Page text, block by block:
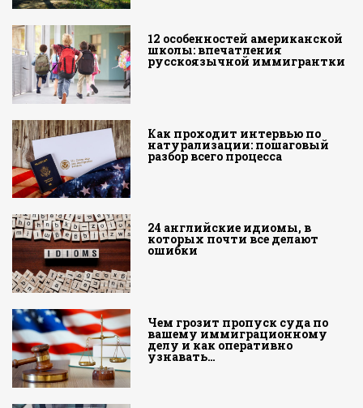
12 особенностей американской
школы: впечатления
русскоязычной иммигрантки
Как проходит интервью по
натурализации: пошаговый
разбор всего процесса
24 английские идиомы, в
которых почти все делают
ошибки
Чем грозит пропуск суда по
вашему иммиграционному
делу и как оперативно
узнавать…